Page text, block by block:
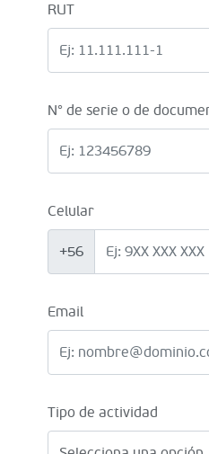
RUT
N° de serie o de
Celular
+56
Email
Tipo de actividad